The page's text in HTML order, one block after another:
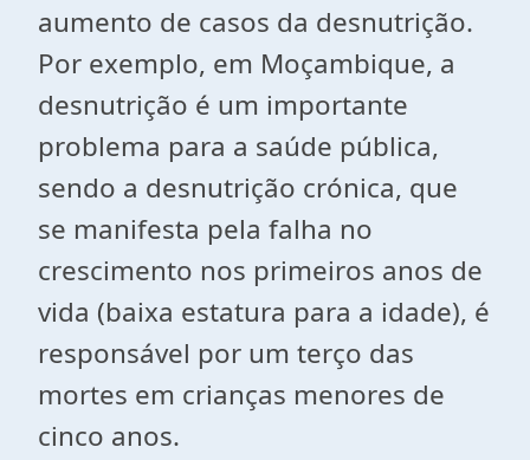
aumento de casos da desnutrição.
Por exemplo, em Moçambique, a
desnutrição é um importante
problema para a saúde pública,
sendo a desnutrição crónica, que
se manifesta pela falha no
crescimento nos primeiros anos de
vida (baixa estatura para a idade), é
responsável por um terço das
mortes em crianças menores de
cinco anos.